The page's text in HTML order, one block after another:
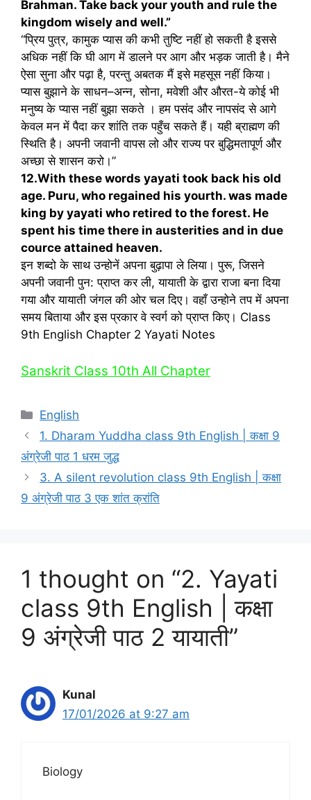
Brahman. Take back your youth and rule the
kingdom wisely and well.”
“प्रिय पुत्र, कामुक प्यास की कभी तुष्टि नहीं हो सकती है इससे
अधिक नहीं कि घी आग में डालने पर आग और भड़क जाती है। मैने
ऐसा सुना और पढ़ा है, परन्तु अबतक मैं इसे महसूस नहीं किया।
प्यास बुझाने के साधन–अन्न, सोना, मवेशी और औरत-ये कोई भी
मनुष्य के प्यास नहीं बुझा सकते । हम पसंद और नापसंद से आगे
केवल मन में पैदा कर शांति तक पहुँच सकते हैं। यही ब्राह्मण की
स्थिति है। अपनी जवानी वापस लो और राज्य पर बुद्धिमतापूर्ण और
अच्छा से शासन करो।”
12.With these words yayati took back his old
age. Puru, who regained his yourth. was made
king by yayati who retired to the forest. He
spent his time there in austerities and in due
cource attained heaven.
इन शब्‍दो के साथ उन्‍होनें अपना बुढ़ापा ले लिया। पुरू, जिसने
अपनी जवानी पुन: प्राप्‍त कर ली, यायाती के द्वारा राजा बना दिया
गया और यायाती जंगल की ओर चल दिए। वहाँ उन्‍होने तप में अपना
समय बिताया और इस प्रकार वे स्‍वर्ग को प्राप्‍त किए। Class
9th English Chapter 2 Yayati Notes
Sanskrit Class 10th All Chapter
Categories
English
1. Dharam Yuddha class 9th English | कक्षा 9
अंग्रेजी पाठ 1 धरम जुद्ध
3. A silent revolution class 9th English | कक्षा
9 अंग्रेजी पाठ 3 एक शांत क्रांति
1 thought on “2. Yayati
class 9th English | कक्षा
9 अंग्रेजी पाठ 2 यायाती”
Kunal
17/01/2026 at 9:27 am
Biology